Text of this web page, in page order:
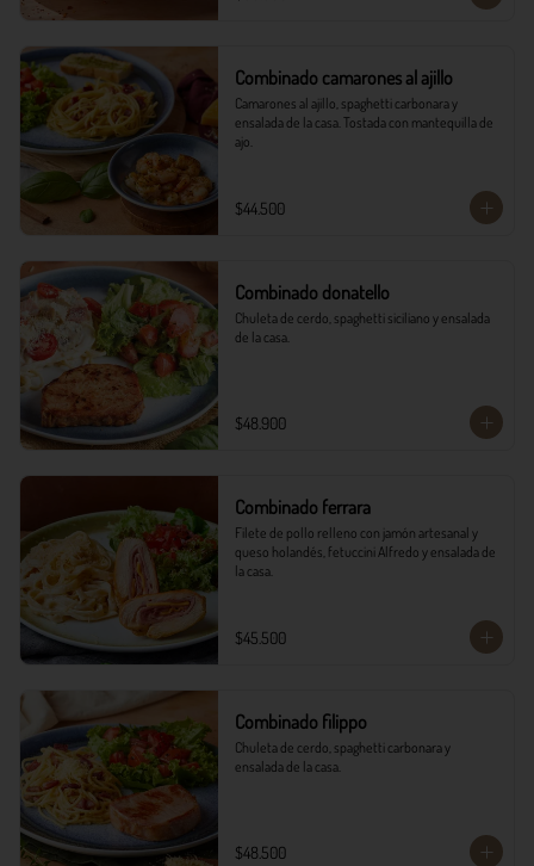
Combinado camarones al ajillo
Camarones al ajillo, spaghetti carbonara y
ensalada de la casa. Tostada con mantequilla de
ajo.
$44.500
Combinado donatello
Chuleta de cerdo, spaghetti siciliano y ensalada
de la casa.
$48.900
Combinado ferrara
Filete de pollo relleno con jamón artesanal y
queso holandés, fetuccini Alfredo y ensalada de
la casa.
$45.500
Combinado filippo
Chuleta de cerdo, spaghetti carbonara y
ensalada de la casa.
$48.500